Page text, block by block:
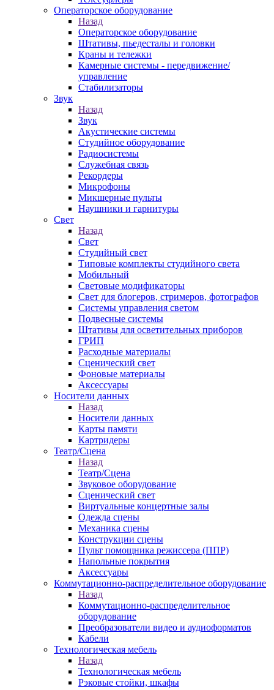
Операторское оборудование
Назад
Операторское оборудование
Штативы, пьедесталы и головки
Краны и тележки
Камерные системы - передвижение/
управление
Стабилизаторы
Звук
Назад
Звук
Акустические системы
Студийное оборудование
Радиосистемы
Служебная связь
Рекордеры
Микрофоны
Микшерные пульты
Наушники и гарнитуры
Свет
Назад
Свет
Студийный свет
Типовые комплекты студийного света
Мобильный
Световые модификаторы
Свет для блогеров, стримеров, фотографов
Системы управления светом
Подвесные системы
Штативы для осветительных приборов
ГРИП
Расходные материалы
Сценический свет
Фоновые материалы
Аксессуары
Носители данных
Назад
Носители данных
Карты памяти
Картридеры
Театр/Сцена
Назад
Театр/Сцена
Звуковое оборудование
Сценический свет
Виртуальные концертные залы
Одежда сцены
Механика сцены
Конструкции сцены
Пульт помощника режиссера (ППР)
Напольные покрытия
Аксессуары
Коммутационно-распределительное оборудование
Назад
Коммутационно-распределительное
оборудование
Преобразователи видео и аудиоформатов
Кабели
Технологическая мебель
Назад
Технологическая мебель
Рэковые стойки, шкафы